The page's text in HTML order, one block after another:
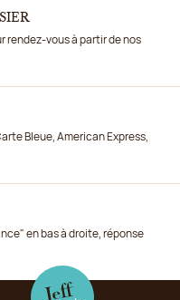
rendez-vous à partir de nos
Bleue, American Express,
en bas à droite, réponse